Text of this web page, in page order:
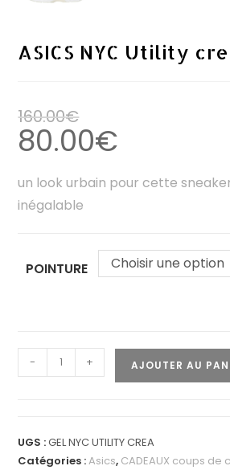
ASICS NYC Utility
160.00€
80.00€
un look urbain pour cette
inégalable
POINTURE Choisir une option
- + AJOUTER AU
UGS :GEL NYC UTILITY CREA
Catégories :Asics, CADEAUX coups de